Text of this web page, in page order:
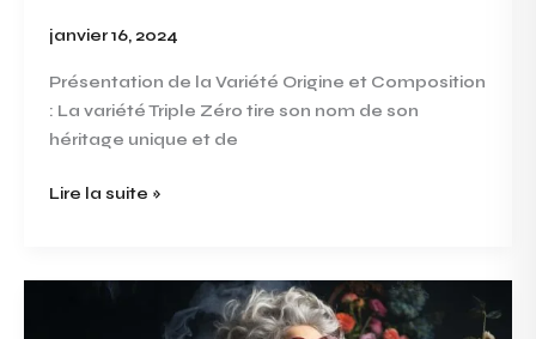
janvier 16, 2024
Présentation de la Variété Origine et Composition
: La variété Triple Zéro tire son nom de son
héritage unique et de
Lire la suite »
Introduction